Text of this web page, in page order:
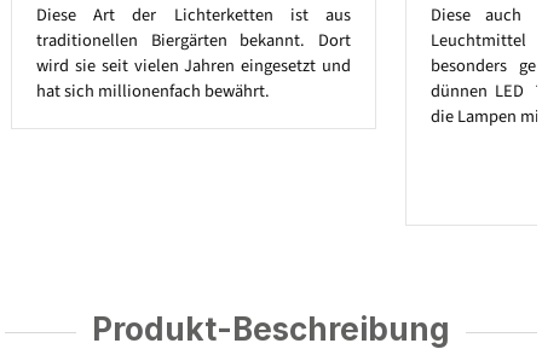
Diese Art der Lichterketten ist aus
traditionellen Biergärten bekannt. Dort
wird sie seit vielen Jahren eingesetzt und
hat sich millionenfach bewährt.
Diese auch
besonders
dünnen LED
die Lampen
Produkt-Beschreibung